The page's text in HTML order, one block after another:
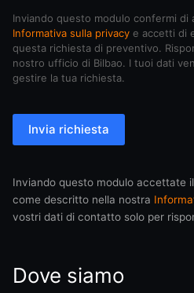
Inviando questo modulo confermi di
Informativa sulla privacy e accetti di
questa richiesta di preventivo.
nostro ufficio di Bilbao. I tuoi dati
gestire la tua richiesta.
Invia richiesta
Inviando questo modulo accettate
come descritto nella nostra
vostri dati di contatto solo per
Dove siamo